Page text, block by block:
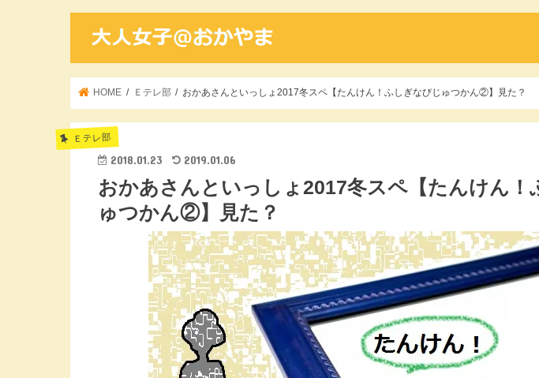
HOME Ｅテレ部 おかあさんといっしょ2017冬スペ【たんけん！ふしぎなびじゅつかん②】見た？
Ｅテレ部
2018.01.23 2019.01.06
おかあさんといっしょ2017冬スペ【たんけん！
ゅつかん②】見た？